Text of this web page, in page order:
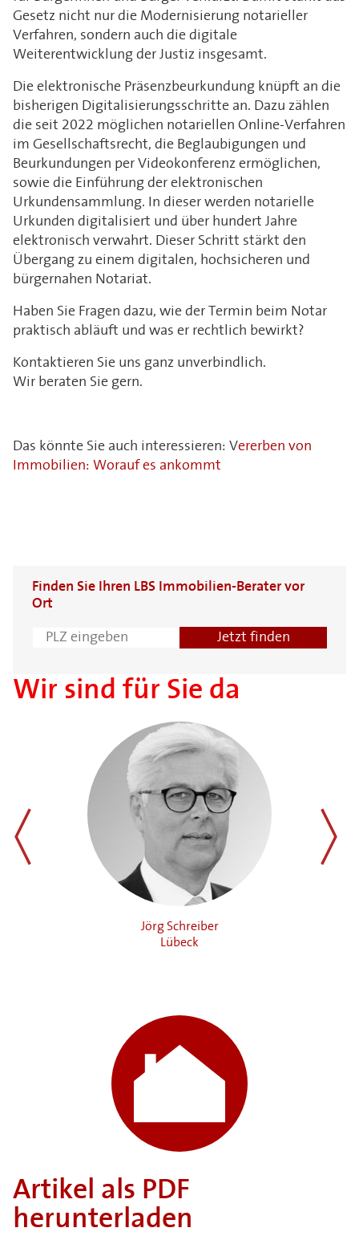
Gesetz nicht nur die Modernisierung notarieller
Verfahren, sondern auch die digitale
Weiterentwicklung der Justiz insgesamt.
Die elektronische Präsenzbeurkundung knüpft an die
bisherigen Digitalisierungsschritte an. Dazu zählen
die seit 2022 möglichen notariellen Online-Verfahren
im Gesellschaftsrecht, die Beglaubigungen und
Beurkundungen per Videokonferenz ermöglichen,
sowie die Einführung der elektronischen
Urkundensammlung. In dieser werden notarielle
Urkunden digitalisiert und über hundert Jahre
elektronisch verwahrt. Dieser Schritt stärkt den
Übergang zu einem digitalen, hochsicheren und
bürgernahen Notariat.
Haben Sie Fragen dazu, wie der Termin beim Notar
praktisch abläuft und was er rechtlich bewirkt?
Kontaktieren Sie uns ganz unverbindlich.
Wir beraten Sie gern.
Das könnte Sie auch interessieren: Vererben von
Immobilien: Worauf es ankommt
Finden Sie Ihren LBS Immobilien-Berater vor
Ort
Wir sind für Sie da
Jörg Schreiber
Lübeck
Artikel als PDF
herunterladen